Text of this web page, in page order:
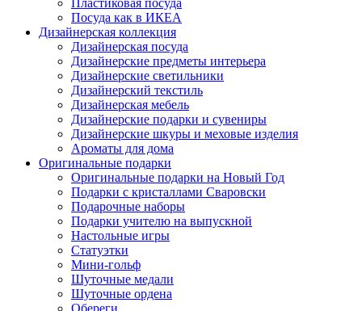
Пластиковая посуда
Посуда как в ИКЕА
Дизайнерская коллекция
Дизайнерская посуда
Дизайнерские предметы интерьера
Дизайнерские светильники
Дизайнерский текстиль
Дизайнерская мебель
Дизайнерские подарки и сувениры
Дизайнерские шкуры и меховые изделия
Ароматы для дома
Оригинальные подарки
Оригинальные подарки на Новый Год
Подарки с кристаллами Сваровски
Подарочные наборы
Подарки учителю на выпускной
Настольные игры
Статуэтки
Мини-гольф
Шуточные медали
Шуточные ордена
Обереги